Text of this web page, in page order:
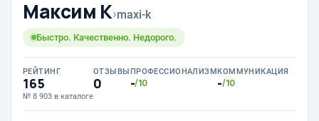
Максим К›maxi-k
Быстро. Качественно. Недорого.
РЕЙТИНГ
165
№ 8 903 в каталоге
ОТЗЫВЫ
0
ПРОФЕССИОНАЛИЗМ
-/10
КОММУНИКАЦИЯ
-/10